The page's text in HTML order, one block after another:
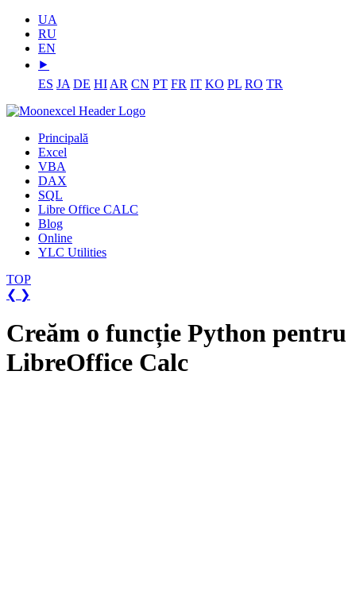
UA
RU
EN
⯈
ES JA DE HI AR CN PT FR IT KO PL RO TR
Principală
Excel
VBA
DAX
SQL
Libre Office CALC
Blog
Online
YLC Utilities
TOP
❮ ❯
Creăm o funcție Python pentru
LibreOffice Calc